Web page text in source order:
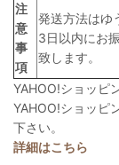
注
意
事
項
発送方法はゆ
3日以内にお
致します。
YAHOO!ショッピ
YAHOO!ショッピ
下さい。
詳細はこちら